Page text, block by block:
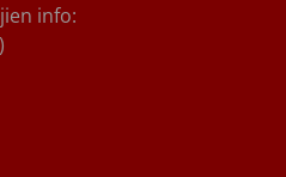
info: